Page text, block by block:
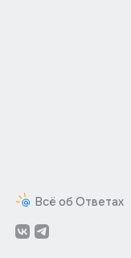
Всё об Ответах